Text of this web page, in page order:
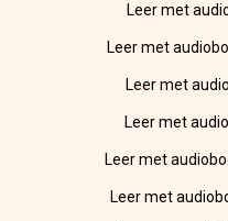
Leer met
Leer met
Leer met
Leer met
Leer met
Leer met